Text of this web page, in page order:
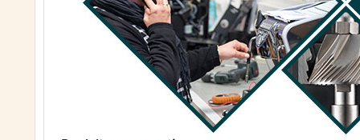
Dans tous les cas, munissez-vous d'un filtre
profondeur de votre groupe en respectant le
Machines Non “Backflushable”
S'il s'agit d'une fuite au niveau du porte-filtre,
les joints de groupe disponibles ici